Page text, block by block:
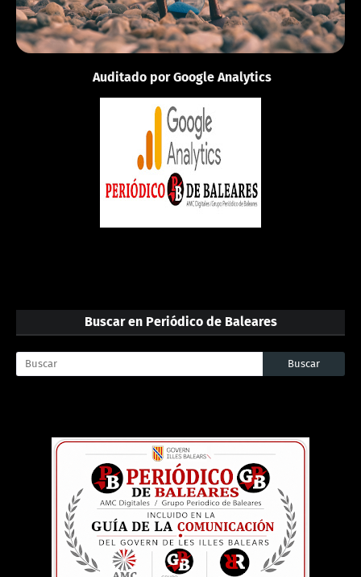
Auditado por Google Analytics
Buscar en Periódico de Baleares